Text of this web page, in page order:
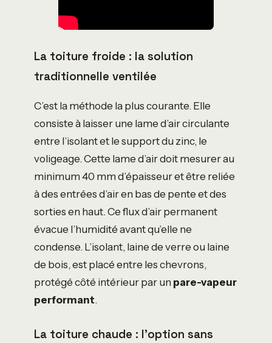
La toiture froide : la solution
traditionnelle ventilée
C’est la méthode la plus courante. Elle
consiste à laisser une lame d’air circulante
entre l’isolant et le support du zinc, le
voligeage. Cette lame d’air doit mesurer au
minimum 40 mm d’épaisseur et être reliée
à des entrées d’air en bas de pente et des
sorties en haut. Ce flux d’air permanent
évacue l’humidité avant qu’elle ne
condense. L’isolant, laine de verre ou laine
de bois, est placé entre les chevrons,
protégé côté intérieur par unpare-vapeur
performant.
La toiture chaude : l’option sans